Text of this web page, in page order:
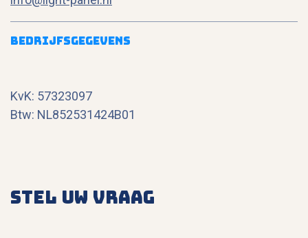
Bedrijfsgegevens
KvK: 57323097
Btw: NL852531424B01
Stel uw vraag